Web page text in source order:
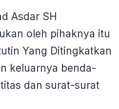
Asdar SH
oleh pihaknya itu
Yang Ditingkatkan
keluarnya benda-
dan surat-surat